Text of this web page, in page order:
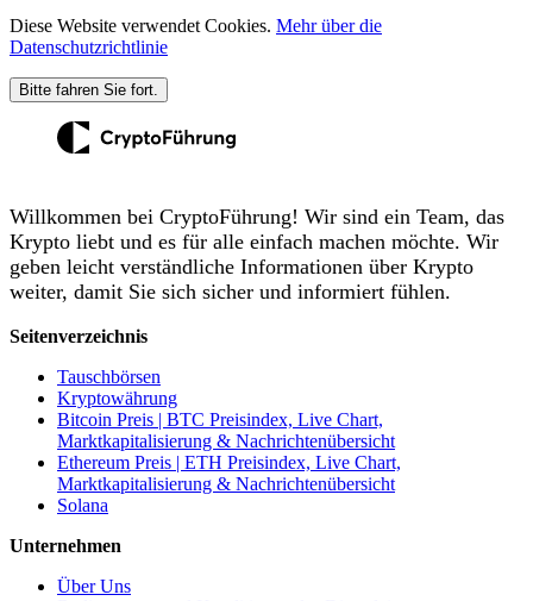
Diese Website verwendet Cookies. Mehr über die
Datenschutzrichtlinie
Bitte fahren Sie fort.
Willkommen bei CryptoFührung! Wir sind ein Team, das
Krypto liebt und es für alle einfach machen möchte. Wir
geben leicht verständliche Informationen über Krypto
weiter, damit Sie sich sicher und informiert fühlen.
Seitenverzeichnis
Tauschbörsen
Kryptowährung
Bitcoin Preis | BTC Preisindex, Live Chart,
Marktkapitalisierung & Nachrichtenübersicht
Ethereum Preis | ETH Preisindex, Live Chart,
Marktkapitalisierung & Nachrichtenübersicht
Solana
Unternehmen
Über Uns